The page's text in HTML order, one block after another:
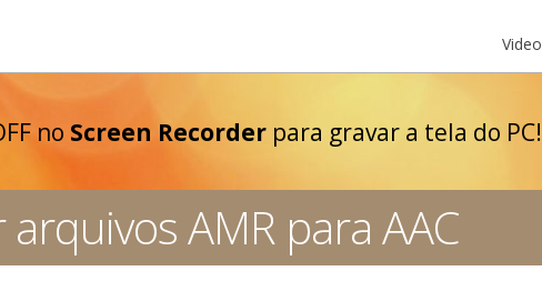
Video
no Screen Recorder para gravar a tela do PC!
AMR para AAC